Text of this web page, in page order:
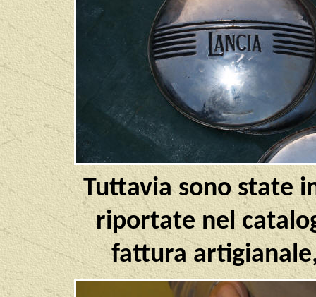
Tuttavia sono state
riportate nel
fattura